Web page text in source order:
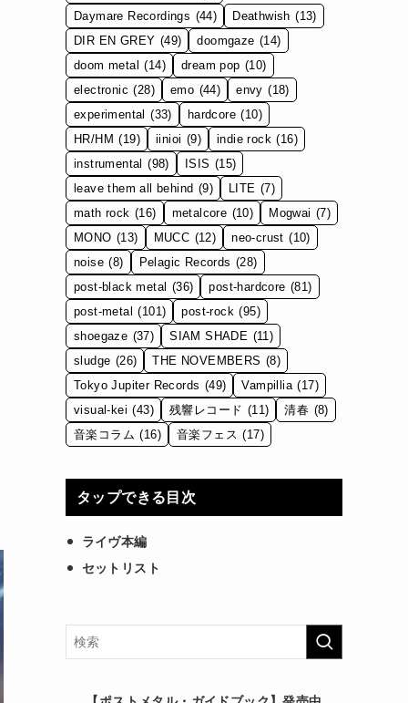
Daymare Recordings (44) Deathwish (13)
DIR EN GREY (49) doomgaze (14)
doom metal (14) dream pop (10)
electronic (28) emo (44) envy (18)
experimental (33) hardcore (10)
HR/HM (19) iinioi (9) indie rock (16)
instrumental (98) ISIS (15)
leave them all behind (9) LITE (7)
math rock (16) metalcore (10) Mogwai (7)
MONO (13) MUCC (12) neo-crust (10)
noise (8) Pelagic Records (28)
post-black metal (36) post-hardcore (81)
post-metal (101) post-rock (95)
shoegaze (37) SIAM SHADE (11)
sludge (26) THE NOVEMBERS (8)
Tokyo Jupiter Records (49) Vampillia (17)
visual-kei (43) 残響レコード (11) 清春 (8)
音楽コラム (16) 音楽フェス (17)
タップできる目次
ライヴ本編
セットリスト